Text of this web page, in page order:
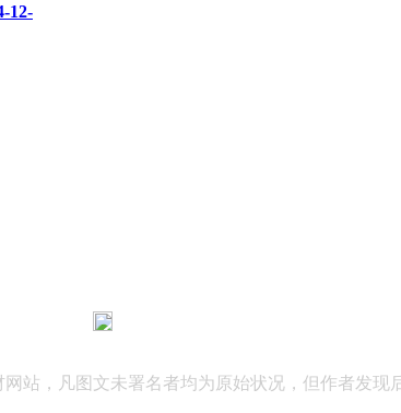
12-
站，凡图文未署名者均为原始状况，但作者发现